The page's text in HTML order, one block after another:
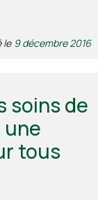
le 9 décembre 2016
soins de
tous